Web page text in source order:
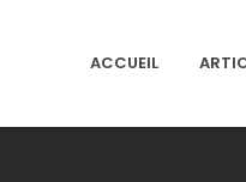
ACCUEIL